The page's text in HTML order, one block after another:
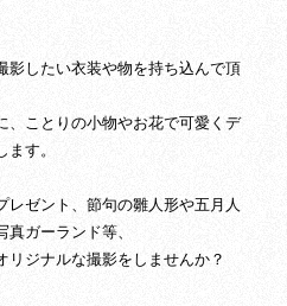
影したい衣装や物を持ち込んで頂
、ことりの小物やお花で可愛くデ
す。
レゼント、節句の雛人形や五月人
ガーランド等、
リジナルな撮影をしませんか？